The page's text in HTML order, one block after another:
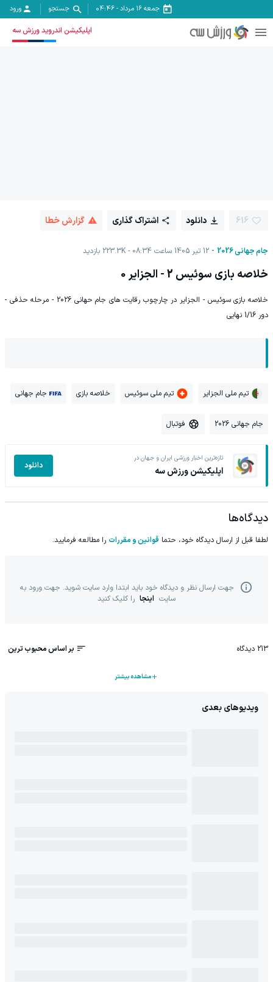
جمعه ۱۶ مرداد -
04:46 جستجو ورود
اپلیکیشن اندروید ورزش سه
جام جهانی 2026 12 تیر 1405 ساعت 08:34 223.3K بازدید
616 دانلود اشتراک گذاری گزارش خطا
خلاصه بازی سوئیس 2 - الجزایر 0
خلاصه بازی سوئیس - الجزایر در چارچوب رقایت های جام حهانی 2026 - مرحله حذفی -
دور 1/16 نهایی
تیم ملی الجزایر تیم ملی سوئیس خلاصه بازی جام جهانی
جام جهانی 2026 فوتبال
تازه‌ترین اخبار ورزشی ایران و جهان در
اپلیکیشن ورزش سه دانلود
دیدگاه‌ها
لطفا قبل از ارسال دیدگاه خود، حتما قوانین و مقررات را مطالعه فرمایید.
جهت ارسال نظر و دیدگاه خود باید ابتدا وارد سایت شوید. جهت ورود به
سایت اینجا را کلیک کنید
213 دیدگاه بر اساس محبوب ترین
مشاهده بیشتر
ویدیوهای بعدی